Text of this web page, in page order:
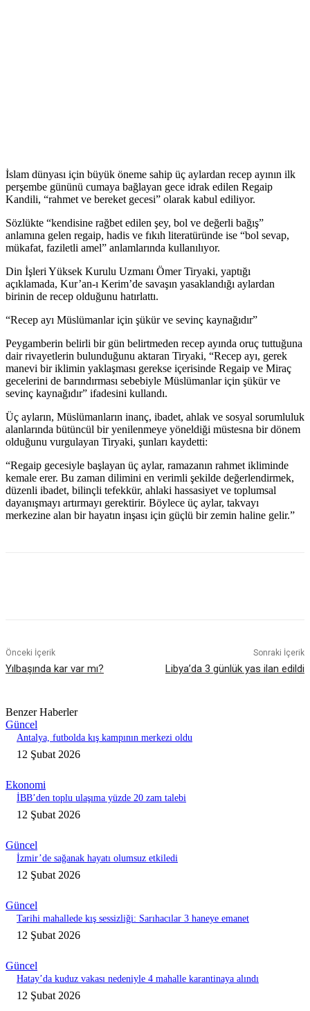
İslam dünyası için büyük öneme sahip üç aylardan recep ayının ilk
perşembe gününü cumaya bağlayan gece idrak edilen Regaip
Kandili, “rahmet ve bereket gecesi” olarak kabul ediliyor.
Sözlükte “kendisine rağbet edilen şey, bol ve değerli bağış”
anlamına gelen regaip, hadis ve fıkıh literatüründe ise “bol sevap,
mükafat, faziletli amel” anlamlarında kullanılıyor.
Din İşleri Yüksek Kurulu Uzmanı Ömer Tiryaki, yaptığı
açıklamada, Kur’an-ı Kerim’de savaşın yasaklandığı aylardan
birinin de recep olduğunu hatırlattı.
“Recep ayı Müslümanlar için şükür ve sevinç kaynağıdır”
Peygamberin belirli bir gün belirtmeden recep ayında oruç tuttuğuna
dair rivayetlerin bulunduğunu aktaran Tiryaki, “Recep ayı, gerek
manevi bir iklimin yaklaşması gerekse içerisinde Regaip ve Miraç
gecelerini de barındırması sebebiyle Müslümanlar için şükür ve
sevinç kaynağıdır” ifadesini kullandı.
Üç ayların, Müslümanların inanç, ibadet, ahlak ve sosyal sorumluluk
alanlarında bütüncül bir yenilenmeye yöneldiği müstesna bir dönem
olduğunu vurgulayan Tiryaki, şunları kaydetti:
“Regaip gecesiyle başlayan üç aylar, ramazanın rahmet ikliminde
kemale erer. Bu zaman dilimini en verimli şekilde değerlendirmek,
düzenli ibadet, bilinçli tefekkür, ahlaki hassasiyet ve toplumsal
dayanışmayı artırmayı gerektirir. Böylece üç aylar, takvayı
merkezine alan bir hayatın inşası için güçlü bir zemin haline gelir.”
Önceki İçerik
Yılbaşında kar var mı?
Sonraki İçerik
Libya’da 3 günlük yas ilan edildi
Benzer Haberler
Güncel
Antalya, futbolda kış kampının merkezi oldu
12 Şubat 2026
Ekonomi
İBB’den toplu ulaşıma yüzde 20 zam talebi
12 Şubat 2026
Güncel
İzmir’de sağanak hayatı olumsuz etkiledi
12 Şubat 2026
Güncel
Tarihi mahallede kış sessizliği: Sarıhacılar 3 haneye emanet
12 Şubat 2026
Güncel
Hatay’da kuduz vakası nedeniyle 4 mahalle karantinaya alındı
12 Şubat 2026